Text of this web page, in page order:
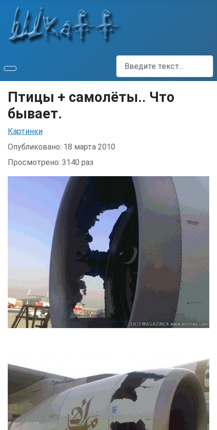
Поиск
Птицы + самолёты.. Что
бывает.
Информация о материале
Картинки
Опубликовано: 18 марта 2010
Просмотрено: 3140 раз